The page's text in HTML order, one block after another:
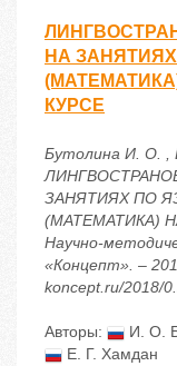
НА
КУРСЕ
Бутолина И. О. ,
ЗАНЯТИЯХ ПО
(МАТЕМАТИКА)
Научно-
«Концепт». –
koncept.ru/2018/
Авторы: И. О.
Е. Г. Хамдан